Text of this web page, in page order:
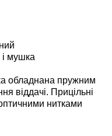
і мушка
обладнана пружним
віддачі. Прицільні
нитками